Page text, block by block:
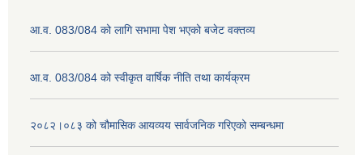
आ.व. 083/084 को लागि सभामा पेश भएको बजेट वक्तव्य
आ.व. 083/084 को स्वीकृत वार्षिक नीति तथा कार्यक्रम
२०८२।०८३ को चौमासिक आयव्यय सार्वजनिक गरिएको सम्बन्धमा